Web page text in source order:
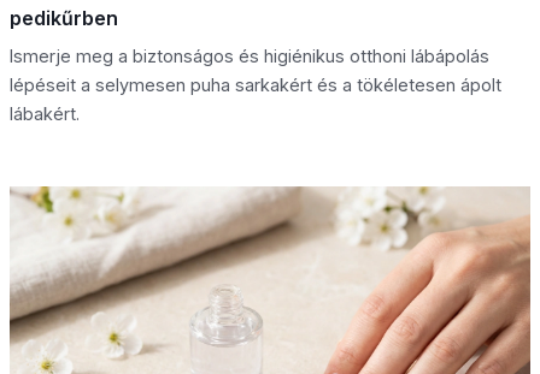
pedikűrben
Ismerje meg a biztonságos és higiénikus otthoni lábápolás
lépéseit a selymesen puha sarkakért és a tökéletesen ápolt
lábakért.